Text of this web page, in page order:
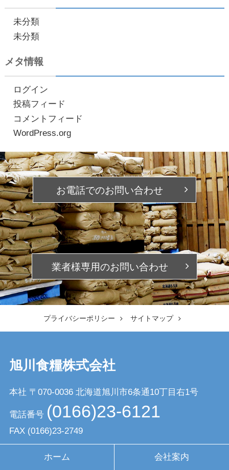
未分類
未分類
メタ情報
ログイン
投稿フィード
コメントフィード
WordPress.org
お電話でのお問い合わせ
業者様専用のお問い合わせ
プライバシーポリシー サイトマップ
旭川食糧株式会社
本社 〒070-0036 北海道旭川市6条通10丁目右1号
電話番号 (0166)23-6121
FAX (0166)23-2749
ホーム 会社案内